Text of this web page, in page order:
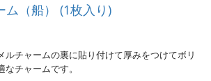
ム（船） (1枚入り)
ルチャームの裏に貼り付けて厚みをつけてボリ
チャームです。